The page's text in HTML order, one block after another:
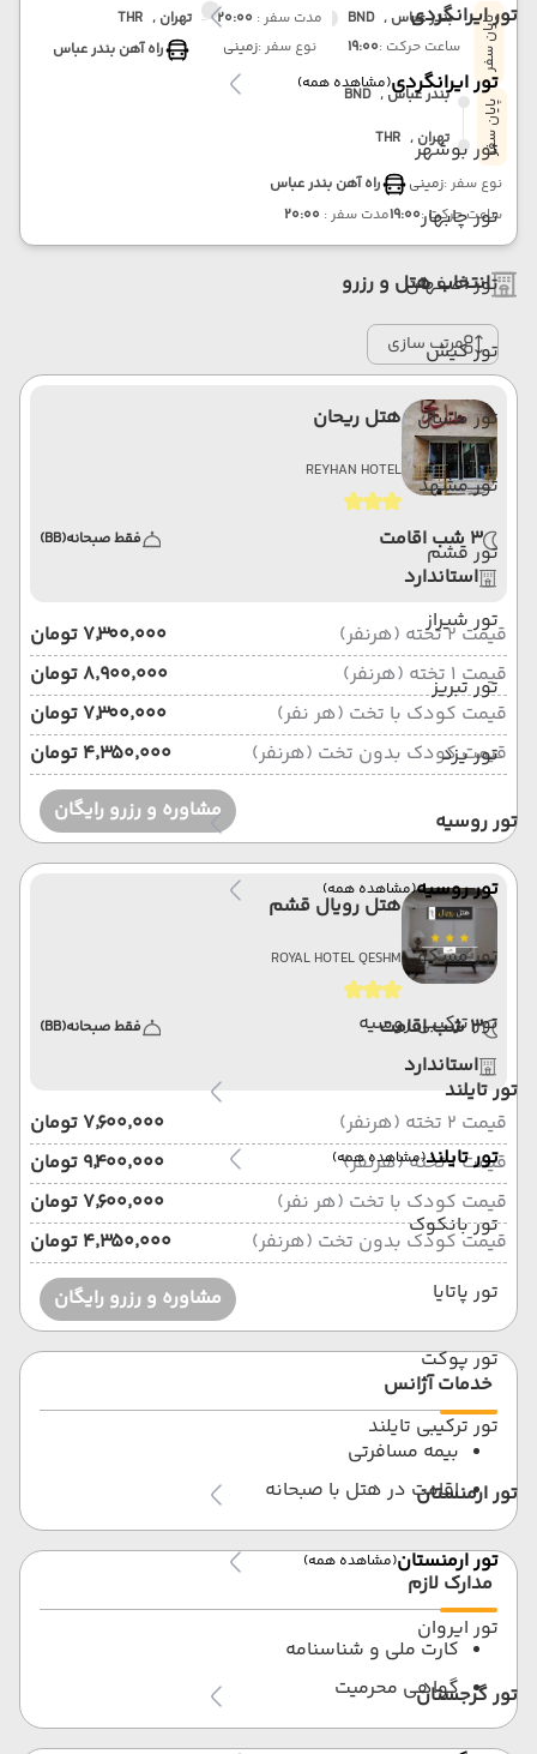
تور ایرانگردی
تور ایرانگردی(مشاهده همه)
تور بوشهر
تور چابهار
تور اصفهان
تور کیش
تور ماسال
تور مشهد
تور قشم
تور شیراز
تور تبریز
تور یزد
تور روسیه
تور روسیه(مشاهده همه)
تور مسکو
تور ترکیبی روسیه
تور تایلند
تور تایلند(مشاهده همه)
تور بانکوک
تور پاتایا
تور پوکت
تور ترکیبی تایلند
تور ارمنستان
تور ارمنستان(مشاهده همه)
تور ایروان
تور گرجستان
پایان سفر بندر عباس , BND
ساعت حرکت :19:00
مدت سفر : 20:00
نوع سفر :زمینی
تهران , THR
راه آهن بندر عباس
پایان سفر
بندر عباس , BND
تهران , THR
نوع سفر :زمینی
راه آهن بندر عباس
ساعت حرکت :19:00مدت سفر : 20:00
انتخاب هتل و رزرو
مرتب سازی
هتل ریحان
REYHAN HOTEL
3 شب اقامت فقط صبحانه(BB)
استاندارد
قیمت 2 تخته (هرنفر)
۷٬۳۰۰٬۰۰۰ تومان
قیمت 1 تخته (هرنفر)
۸٬۹۰۰٬۰۰۰ تومان
قیمت کودک با تخت (هر نفر)
۷٬۳۰۰٬۰۰۰ تومان
قیمت کودک بدون تخت (هرنفر)
۴٬۳۵۰٬۰۰۰ تومان
مشاوره و رزرو رایگان
هتل رویال قشم
ROYAL HOTEL QESHM
3 شب اقامت فقط صبحانه(BB)
استاندارد
قیمت 2 تخته (هرنفر)
۷٬۶۰۰٬۰۰۰ تومان
قیمت 1 تخته (هرنفر)
۹٬۴۰۰٬۰۰۰ تومان
قیمت کودک با تخت (هر نفر)
۷٬۶۰۰٬۰۰۰ تومان
قیمت کودک بدون تخت (هرنفر)
۴٬۳۵۰٬۰۰۰ تومان
مشاوره و رزرو رایگان
خدمات آژانس
بیمه مسافرتی
اقامت در هتل با صبحانه
مدارک لازم
کارت ملی و شناسنامه
گواهی محرمیت